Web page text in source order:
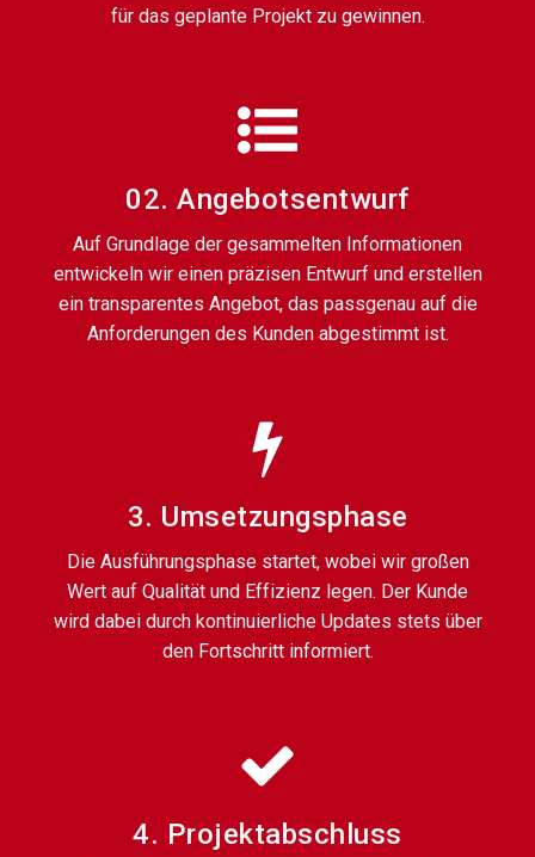
für das geplante Projekt zu gewinnen.
02. Angebotsentwurf
Auf Grundlage der gesammelten Informationen
entwickeln wir einen präzisen Entwurf und erstellen
ein transparentes Angebot, das passgenau auf die
Anforderungen des Kunden abgestimmt ist.
3. Umsetzungsphase
Die Ausführungsphase startet, wobei wir großen
Wert auf Qualität und Effizienz legen. Der Kunde
wird dabei durch kontinuierliche Updates stets über
den Fortschritt informiert.
4. Projektabschluss